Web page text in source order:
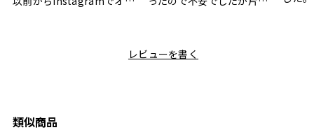
と大好きなカレーのセット
ちらも大変気に入ったと写
利です。洗い物も減って一
レビューを書く
類似商品